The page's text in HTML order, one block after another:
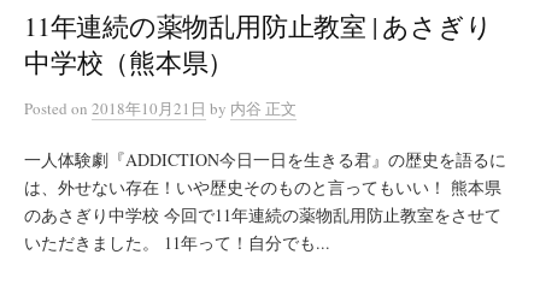
11年連続の薬物乱用防止教室 | あさぎり
中学校（熊本県）
Posted on 2018年10月21日 by 内谷 正文
一人体験劇『ADDICTION今日一日を生きる君』の歴史を語るに
は、外せない存在！いや歴史そのものと言ってもいい！ 熊本県
のあさぎり中学校 今回で11年連続の薬物乱用防止教室をさせて
いただきました。 11年って！自分でも...